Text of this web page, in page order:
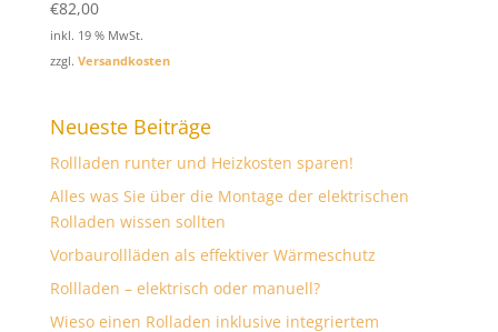
€82,00
inkl. 19 % MwSt.
zzgl. Versandkosten
Neueste Beiträge
Rollladen runter und Heizkosten sparen!
Alles was Sie über die Montage der elektrischen
Rolladen wissen sollten
Vorbaurollläden als effektiver Wärmeschutz
Rollladen – elektrisch oder manuell?
Wieso einen Rolladen inklusive integriertem